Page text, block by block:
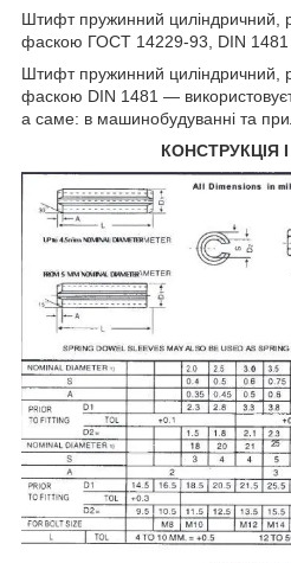
Штифтпружинний циліндричний,
фаскою ГОСТ 14229-93, DIN 1481
Штифт пружинний циліндричний,
фаскою DIN 1481 —
а саме: в машинобудуванні та
КОНСТРУКЦІЯ